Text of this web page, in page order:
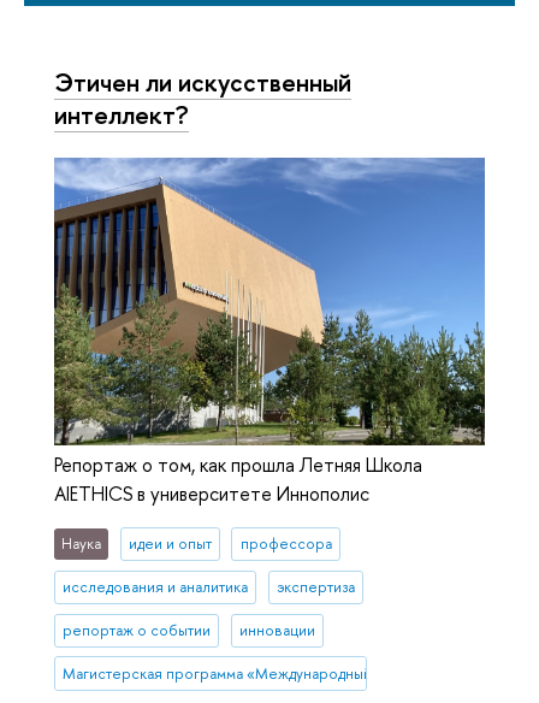
Этичен ли искусственный
интеллект?
Репортаж о том, как прошла Летняя Школа
AIETHICS в университете Иннополис
Наука идеи и опыт профессора
исследования и аналитика экспертиза
репортаж о событии инновации
Магистерская программа «Международный бизнес в странах